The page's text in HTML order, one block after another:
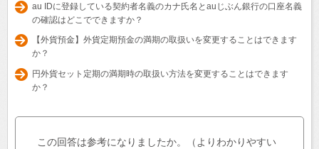
au IDに登録している契約者名義のカナ氏名とauじぶん銀行の口座名義
の確認はどこでできますか？
【外貨預金】外貨定期預金の満期の取扱いを変更することはできます
か？
円外貨セット定期の満期時の取扱い方法を変更することはできます
か？
この回答は参考になりましたか。（よりわかりやすい